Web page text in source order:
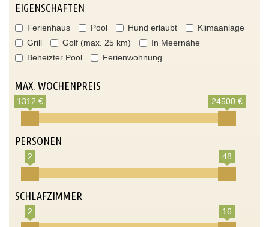
EIGENSCHAFTEN
Ferienhaus Pool Hund erlaubt
Klimaanlage
Grill
Golf (max. 25 km)
In Meernähe
Beheizter Pool
Ferienwohnung
MAX. WOCHENPREIS
1312 € 24500 €
PERSONEN
2 48
SCHLAFZIMMER
2 16